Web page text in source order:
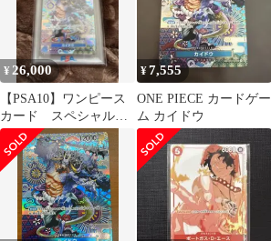
録]
¥26,000
【PSA10】ワンピース
カード スペシャル
カイドウ SP OP04-044
¥7,555
ONE PIECE カードゲー
ム カイドウ